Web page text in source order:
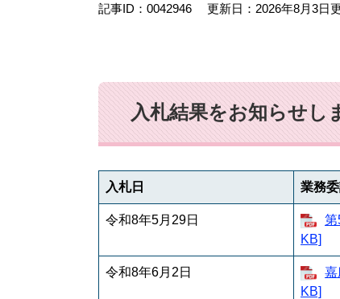
記事ID：0042946 更新日：2026年8月3日
入札結果をお知らせし
入札日 業務
令和8年5月29日
第
KB]
令和8年6月2日
嘉
KB]